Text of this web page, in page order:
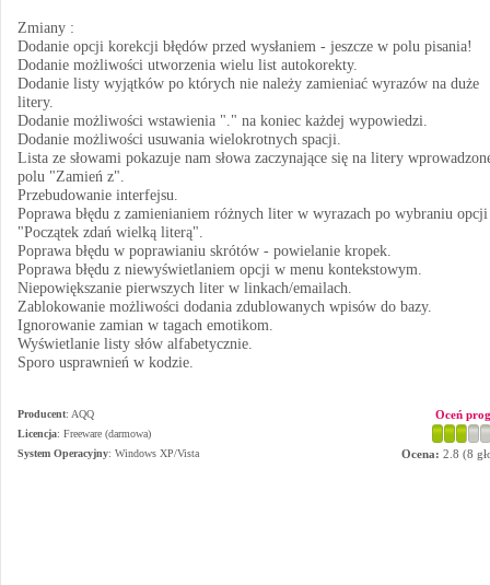
Zmiany :
Dodanie opcji korekcji błędów przed wysłaniem - jeszcze w polu pisania!
Dodanie możliwości utworzenia wielu list autokorekty.
Dodanie listy wyjątków po których nie należy zamieniać wyrazów na duże
litery.
Dodanie możliwości wstawienia "." na koniec każdej wypowiedzi.
Dodanie możliwości usuwania wielokrotnych spacji.
Lista ze słowami pokazuje nam słowa zaczynające się na litery
polu "Zamień z".
Przebudowanie interfejsu.
Poprawa błędu z zamienianiem różnych liter w wyrazach po wybraniu opcji
"Początek zdań wielką literą".
Poprawa błędu w poprawianiu skrótów - powielanie kropek.
Poprawa błędu z niewyświetlaniem opcji w menu kontekstowym.
Niepowiększanie pierwszych liter w linkach/emailach.
Zablokowanie możliwości dodania zdublowanych wpisów do bazy.
Ignorowanie zamian w tagach emotikom.
Wyświetlanie listy słów alfabetycznie.
Sporo usprawnień w kodzie.
Producent: AQQ
Licencja: Freeware (darmowa)
System Operacyjny: Windows XP/Vista
Oceń
Ocena: 2.8 (8